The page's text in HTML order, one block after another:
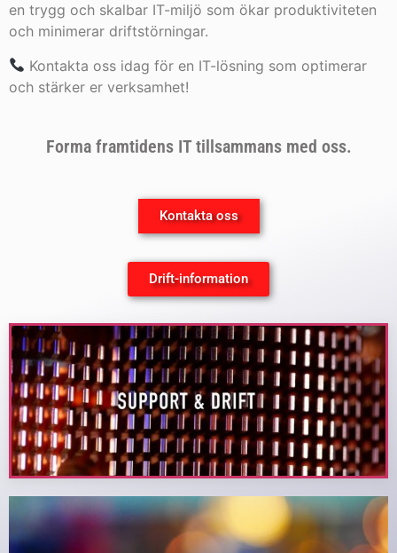
en trygg och skalbar IT-miljö som ökar produktiviteten
och minimerar driftstörningar.
Kontakta oss idag för en IT-lösning som optimerar
och stärker er verksamhet!
Forma framtidens ITtillsammans med oss.
Kontakta oss
Drift-information